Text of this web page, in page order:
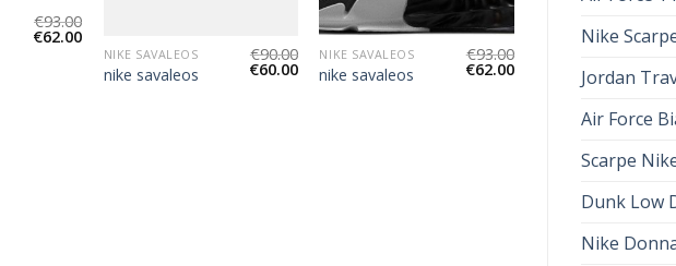
Nike
Jordan
Air Force
Scarpe
Dunk Low
Nike
€93.00
€62.00
NIKE SAVALEOS
nike savaleos
€90.00
€60.00
NIKE SAVALEOS
nike savaleos
€93.00
€62.00